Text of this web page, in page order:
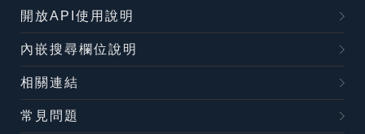
開放API使用說明
內嵌搜尋欄位說明
相關連結
常見問題